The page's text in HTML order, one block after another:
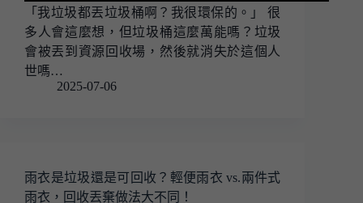
「我垃圾都丟垃圾桶啊？我很環保的。」 很
多人會這麼想，但垃圾桶這麼萬能嗎？垃圾
會被丟到資源回收場，然後就消失於這個人
世嗎…
2025-07-06
雨衣是垃圾還是可回收？輕便雨衣 vs.兩件式
雨衣，回收丟棄做法大不同！